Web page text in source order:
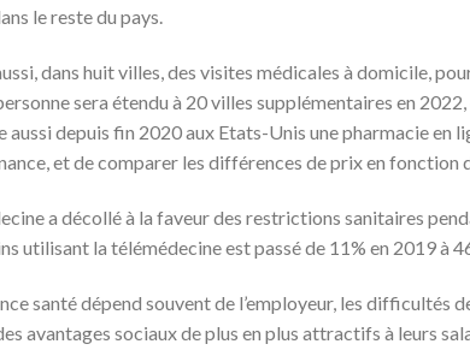
le reste du pays.
dans huit villes, des visites médicales à domicile,
sera étendu à 20 villes supplémentaires en
depuis fin 2020 aux Etats-Unis une pharmacie en
et de comparer les différences de prix en fonction
a décollé à la faveur des restrictions sanitaires
utilisant la télémédecine est passé de 11% en 2019 à
santé dépend souvent de l’employeur, les
avantages sociaux de plus en plus attractifs à leurs